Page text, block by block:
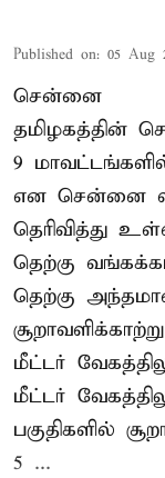
Published on: 05 Aug
சென்னை
தமிழகத்தின்
9
என சென்னை
தெரிவித்து
தெற்கு
தெற்கு
மீட்டர்
மீட்டர்
பகுதிகளில்
5 ...